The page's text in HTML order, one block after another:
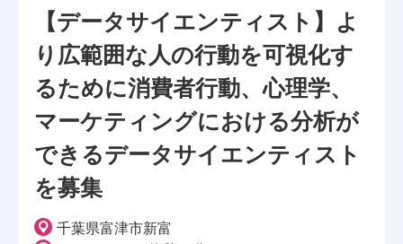
【データサイエンティスト】よ
り広範囲な人の行動を可視化す
るために消費者行動、心理学、
マーケティングにおける分析が
できるデータサイエンティスト
を募集
千葉県富津市新富